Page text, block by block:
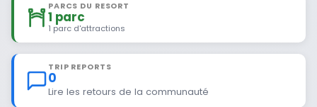
PARCS DU RESORT
1 parc
1 parc d'attractions
TRIP REPORTS
0
Lire les retours de la communauté